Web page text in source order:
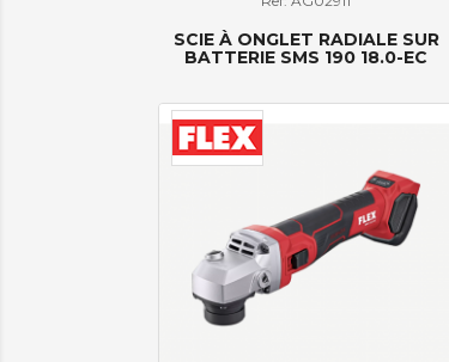
SCIE À ONGLET RADIALE SUR
BATTERIE SMS 190 18.0-EC